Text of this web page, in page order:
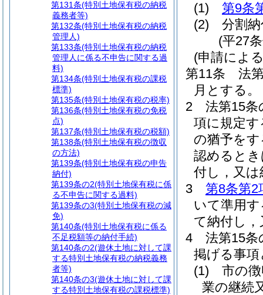
(1)
第9条
(2)
分割
(平27
(申請によ
第11条
法
月とする。
2
法第15条
項に規定
の猶予を
認めると
付し，又
3
第8条第2
いて準用
て納付し
4
法第15
掲げる事
(1)
市の
業の継続
第131条(特別土地保有税の納税
義務者等)
第132条(特別土地保有税の納税
管理人)
第133条(特別土地保有税の納税
管理人に係る不申告に関する過
料)
第134条(特別土地保有税の課税
標準)
第135条(特別土地保有税の税率)
第136条(特別土地保有税の免税
点)
第137条(特別土地保有税の税額)
第138条(特別土地保有税の徴収
の方法)
第139条(特別土地保有税の申告
納付)
第139条の2(特別土地保有税に係
る不申告に関する過料)
第139条の3(特別土地保有税の減
免)
第140条(特別土地保有税に係る
不足税額等の納付手続)
第140条の2(遊休土地に対して課
する特別土地保有税の納税義務
者等)
第140条の3(遊休土地に対して課
する特別土地保有税の課税標準)